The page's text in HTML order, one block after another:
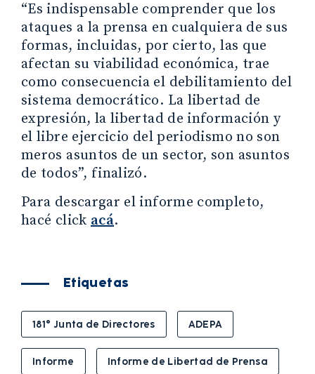
“Es indispensable comprender que los
ataques a la prensa en cualquiera de sus
formas, incluidas, por cierto, las que
afectan su viabilidad económica, trae
como consecuencia el debilitamiento del
sistema democrático. La libertad de
expresión, la libertad de información y
el libre ejercicio del periodismo no son
meros asuntos de un sector, son asuntos
de todos”, finalizó.
Para descargar el informe completo,
hacé click acá.
Etiquetas
181° Junta de Directores ADEPA
Informe Informe de Libertad de Prensa